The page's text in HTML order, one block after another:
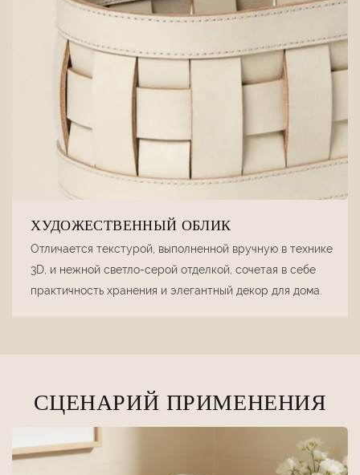
ХУДОЖЕСТВЕННЫЙ ОБЛИК
Отличается текстурой, выполненной вручную в технике
3D, и нежной светло-серой отделкой, сочетая в себе
практичность хранения и элегантный декор для дома.
СЦЕНАРИЙ ПРИМЕНЕНИЯ